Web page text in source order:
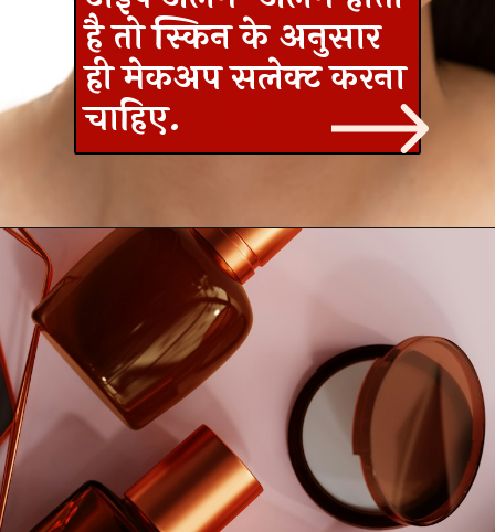
है तो स्किन के अनुसार
ही मेकअप सलेक्ट करना
चाहिए.